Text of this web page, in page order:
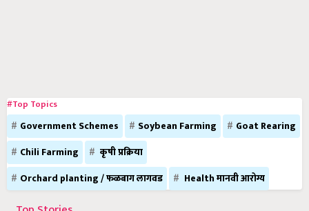
#Top Topics
Government Schemes Soybean Farming
Goat Rearing
Chili Farming
कृषी प्रक्रिया
Orchard planting / फळबाग लागवड
Health मानवी आरोग्य